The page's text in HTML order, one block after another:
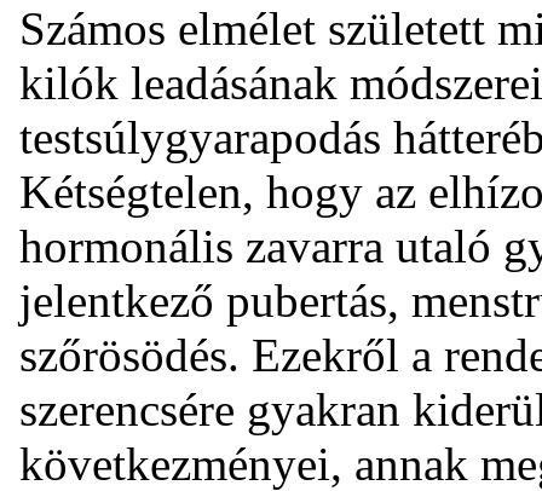
Számos elmélet született
kilók leadásának
testsúlygyarapodás
Kétségtelen, hogy az
hormonális zavarra utaló
jelentkező pubertás,
szőrösödés. Ezekről a
szerencsére gyakran
következményei, annak